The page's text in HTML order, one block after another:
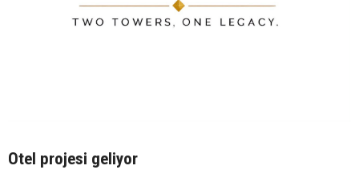
Otel projesi geliyor